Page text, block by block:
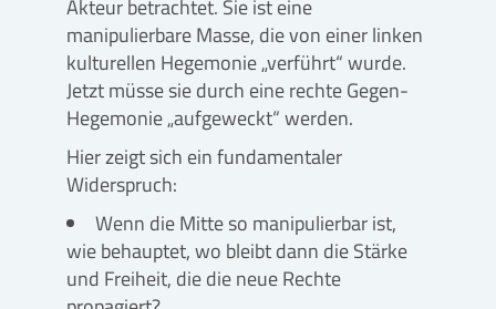
Akteur betrachtet. Sie ist eine
manipulierbare Masse, die von einer linken
kulturellen Hegemonie „verführt“ wurde.
Jetzt müsse sie durch eine rechte Gegen-
Hegemonie „aufgeweckt“ werden.
Hier zeigt sich ein fundamentaler
Widerspruch:
Wenn die Mitte so manipulierbar ist,
wie behauptet, wo bleibt dann die Stärke
und Freiheit, die die neue Rechte